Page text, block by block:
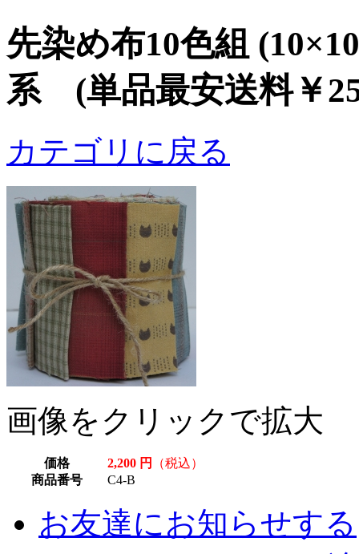
先染め布10色組
系 (単品最安送料￥
カテゴリに戻る
画像をクリックで拡大
価格 2,200 円
（税込）
商品番号
C4-B
お友達にお知らせする